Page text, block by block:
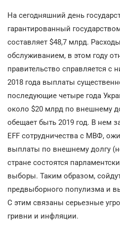
На сегодняшний день
гарантированный
составляет $48,7 млрд.
обслуживанием, в этом году
правительство справляется с
2018 года выплаты
последующие четыре года
около $20 млрд по внешнему
обещает быть 2019 год. В нем
EFF сотрудничества с МВФ,
выплаты по внешнему долгу
стране состоятся
выборы. Таким образом,
предвыборного популизма и
С этим связаны серьезные
гривни и инфляции.